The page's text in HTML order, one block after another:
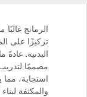
الرمانج
تركيزًا على
البدنية. عادةً
مصممًا لتدريب
استجابة،
والمكثفة